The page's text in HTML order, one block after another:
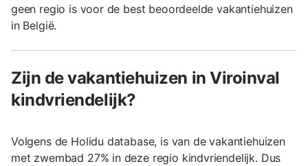
geen regio is voor de best beoordeelde vakantiehuizen
in België.
Zijn de vakantiehuizen in Viroinval
kindvriendelijk?
Volgens de Holidu database, is van de vakantiehuizen
met zwembad 27% in deze regio kindvriendelijk. Dus